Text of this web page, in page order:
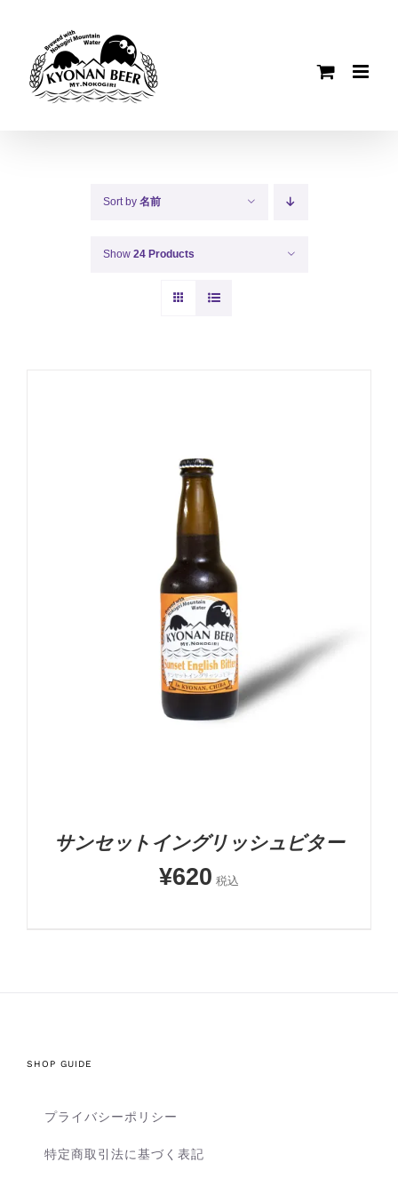
content
Sort by 名前
Show 24 Products
お買い物カゴに追加
詳細
サンセットイングリッシュビター
¥620 税込
SHOP GUIDE
プライバシーポリシー
特定商取引法に基づく表記